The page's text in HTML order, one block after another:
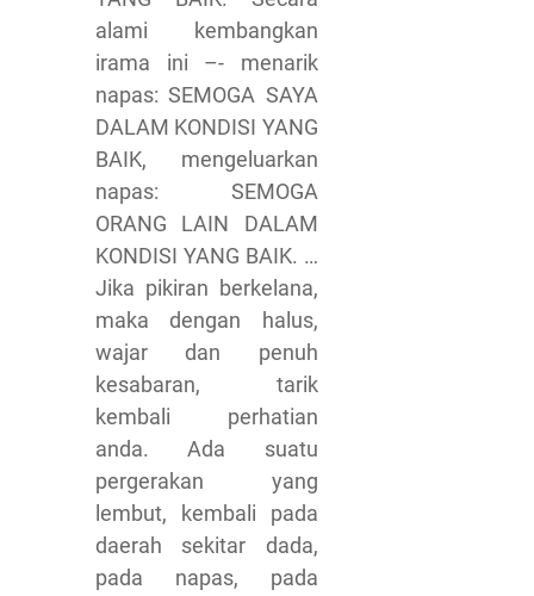
alami kembangkan
irama ini –- menarik
napas: SEMOGA SAYA
DALAM KONDISI YANG
BAIK, mengeluarkan
napas: SEMOGA
ORANG LAIN DALAM
KONDISI YANG BAIK. …
Jika pikiran berkelana,
maka dengan halus,
wajar dan penuh
kesabaran, tarik
kembali perhatian
anda. Ada suatu
pergerakan yang
lembut, kembali pada
daerah sekitar dada,
pada napas, pada